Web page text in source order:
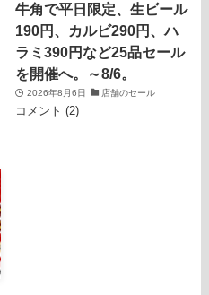
牛角で平日限定、生ビール
190円、カルビ290円、ハ
ラミ390円など25品セール
を開催へ。～8/6。
2026年8月6日 店舗のセール
コメント (2)